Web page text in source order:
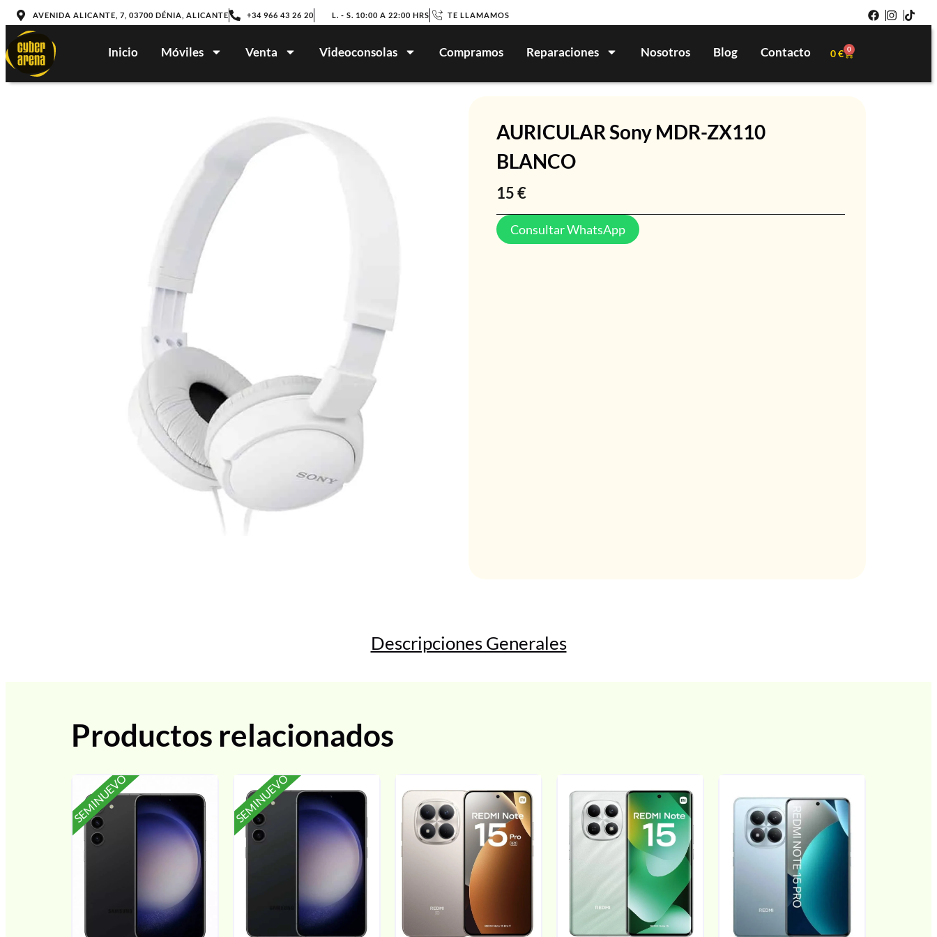
AVENIDA ALICANTE, 7, 03700 DÉNIA, ALICANTE +34 966 43 26 20 L. - S. 10:00 A 22:00 HRS TE LLAMAMOS
Inicio Móviles Venta Videoconsolas Compramos Reparaciones Nosotros Blog Contacto 0€ 0
AURICULAR Sony MDR-ZX110
BLANCO
15€
Consultar WhatsApp
Descripciones Generales
Productos relacionados
SEMINUEVO SEMINUEVO